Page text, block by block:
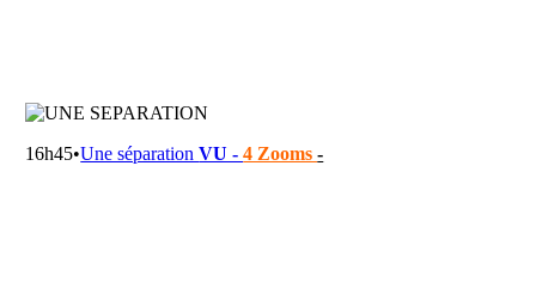
16h45•Une séparationVU -4 Zooms-